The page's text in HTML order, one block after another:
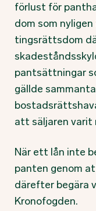
förlust för
dom som
tingsrättsdom
pantsättningar
gällde
att säljaren varit
När ett lån inte
panten genom
därefter begära
Kronofogden.